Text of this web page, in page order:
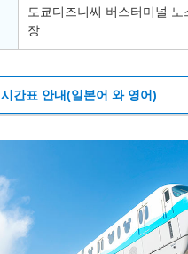
도쿄디즈니씨 버스터미널 노
장
시간표 안내(일본어 와 영어)